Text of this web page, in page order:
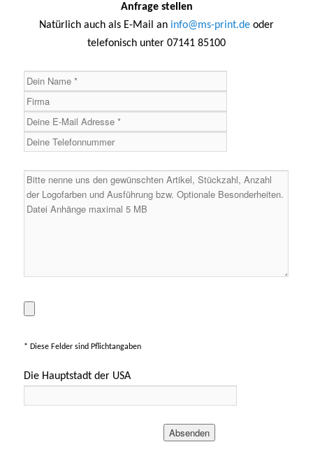
Anfrage stellen
Natürlich auch als E-Mail an info@ms-print.de oder
telefonisch unter 07141 85100
* Diese Felder sind Pflichtangaben
Die Hauptstadt der USA